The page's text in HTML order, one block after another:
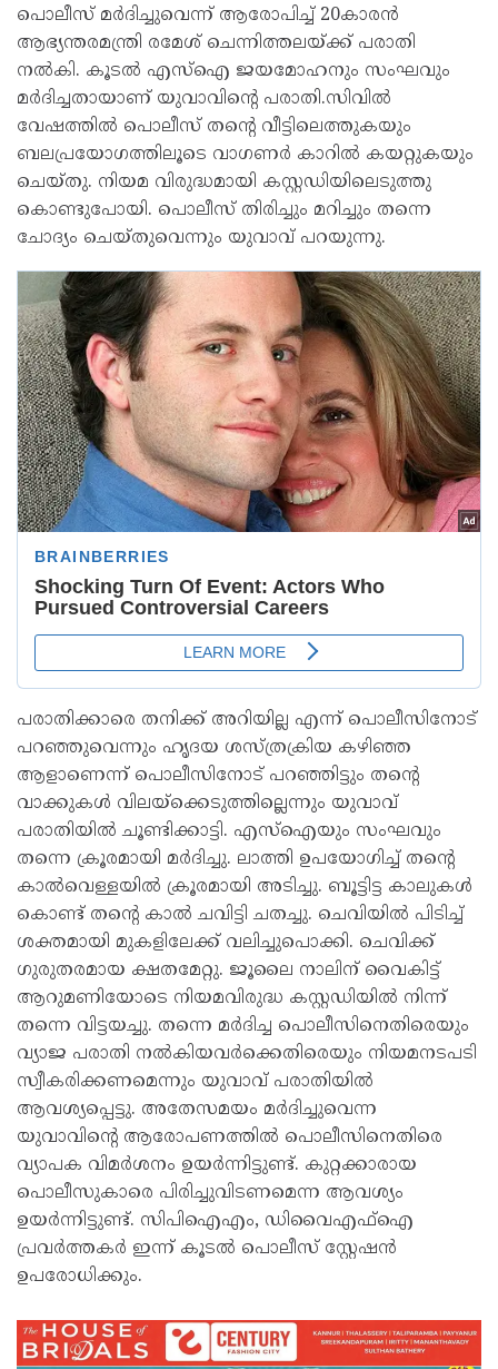
പൊലീസ് മര്‍ദിച്ചുവെന്ന് ആരോപിച്ച് 20കാരന്‍
ആഭ്യന്തരമന്ത്രി രമേശ് ചെന്നിത്തലയ്ക്ക് പരാതി
നല്‍കി. കൂടല്‍ എസ്ഐ ജയമോഹനും സംഘവും
മര്‍ദിച്ചതായാണ് യുവാവിന്റെ പരാതി.സിവില്‍
വേഷത്തില്‍ പൊലീസ് തന്റെ വീട്ടിലെത്തുകയും
ബലപ്രയോഗത്തിലൂടെ വാഗണര്‍ കാറില്‍ കയറ്റുകയും
ചെയ്തു. നിയമ വിരുദ്ധമായി കസ്റ്റഡിയിലെടുത്തു
കൊണ്ടുപോയി. പൊലീസ് തിരിച്ചും മറിച്ചും തന്നെ
ചോദ്യം ചെയ്തുവെന്നും യുവാവ് പറയുന്നു.
പരാതിക്കാരെ തനിക്ക് അറിയില്ല എന്ന് പൊലീസിനോട്
പറഞ്ഞുവെന്നും ഹൃദയ ശസ്ത്രക്രിയ കഴിഞ്ഞ
ആളാണെന്ന് പൊലീസിനോട് പറഞ്ഞിട്ടും തന്റെ
വാക്കുകള്‍ വിലയ്ക്കെടുത്തില്ലെന്നും യുവാവ്
പരാതിയില്‍ ചൂണ്ടിക്കാട്ടി. എസ്ഐയും സംഘവും
തന്നെ ക്രൂരമായി മര്‍ദിച്ചു. ലാത്തി ഉപയോഗിച്ച് തന്റെ
കാല്‍വെള്ളയില്‍ ക്രൂരമായി അടിച്ചു. ബൂട്ടിട്ട കാലുകള്‍
കൊണ്ട് തന്റെ കാല്‍ ചവിട്ടി ചതച്ചു. ചെവിയില്‍ പിടിച്ച്
ശക്തമായി മുകളിലേക്ക് വലിച്ചുപൊക്കി. ചെവിക്ക്
ഗുരുതരമായ ക്ഷതമേറ്റു. ജൂലൈ നാലിന് വൈകിട്ട്
ആറുമണിയോടെ നിയമവിരുദ്ധ കസ്റ്റഡിയില്‍ നിന്ന്
തന്നെ വിട്ടയച്ചു. തന്നെ മര്‍ദിച്ച പൊലീസിനെതിരെയും
വ്യാജ പരാതി നല്‍കിയവര്‍ക്കെതിരെയും നിയമനടപടി
സ്വീകരിക്കണമെന്നും യുവാവ് പരാതിയില്‍
ആവശ്യപ്പെട്ടു. അതേസമയം മര്‍ദിച്ചുവെന്ന
യുവാവിന്റെ ആരോപണത്തില്‍ പൊലീസിനെതിരെ
വ്യാപക വിമര്‍ശനം ഉയര്‍ന്നിട്ടുണ്ട്. കുറ്റക്കാരായ
പൊലീസുകാരെ പിരിച്ചുവിടണമെന്ന ആവശ്യം
ഉയര്‍ന്നിട്ടുണ്ട്. സിപിഐഎം, ഡിവൈഎഫ്ഐ
പ്രവര്‍ത്തകര്‍ ഇന്ന് കൂടല്‍ പൊലീസ് സ്റ്റേഷന്‍
ഉപരോധിക്കും.